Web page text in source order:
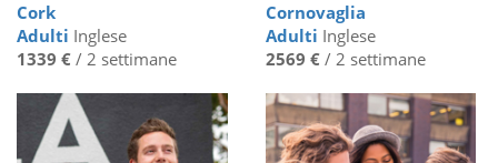
Cork
Adulti Inglese
1339 € / 2 settimane
Cornovaglia
Adulti Inglese
2569 €/ 2 settimane